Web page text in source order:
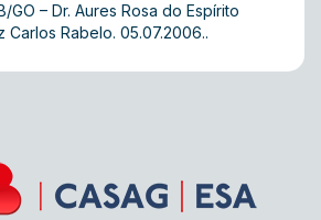
GO – Dr. Aures Rosa do Espírito
Carlos Rabelo. 05.07.2006..